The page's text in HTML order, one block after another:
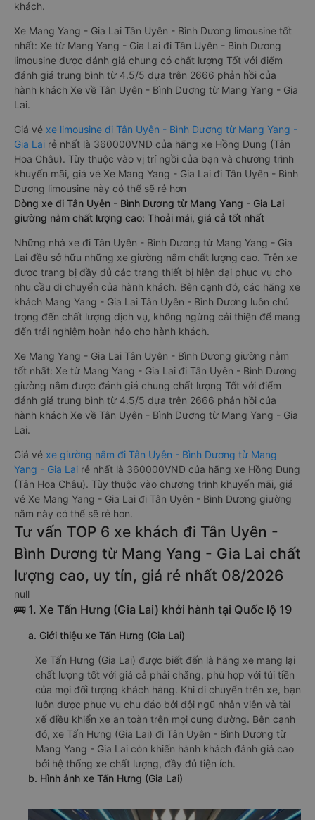
khách.
Xe Mang Yang - Gia Lai Tân Uyên - Bình Dương limousine tốt
nhất: Xe từ Mang Yang - Gia Lai đi Tân Uyên - Bình Dương
limousine được đánh giá chung có chất lượng Tốt với điểm
đánh giá trung bình từ 4.5/5 dựa trên 2666 phản hồi của
hành khách Xe về Tân Uyên - Bình Dương từ Mang Yang - Gia
Lai.
Giá vé xe limousine đi Tân Uyên - Bình Dương từ Mang Yang -
Gia Lai rẻ nhất là 360000VND của hãng xe Hồng Dung (Tân
Hoa Châu). Tùy thuộc vào vị trí ngồi của bạn và chương trình
khuyến mãi, giá vé Xe Mang Yang - Gia Lai đi Tân Uyên - Bình
Dương limousine này có thể sẽ rẻ hơn
Dòng xe đi Tân Uyên - Bình Dương từ Mang Yang - Gia Lai
giường nằm chất lượng cao: Thoải mái, giá cả tốt nhất
Những nhà xe đi Tân Uyên - Bình Dương từ Mang Yang - Gia
Lai đều sở hữu những xe giường nằm chất lượng cao. Trên xe
được trang bị đầy đủ các trang thiết bị hiện đại phục vụ cho
nhu cầu di chuyển của hành khách. Bên cạnh đó, các hãng xe
khách Mang Yang - Gia Lai Tân Uyên - Bình Dương luôn chú
trọng đến chất lượng dịch vụ, không ngừng cải thiện để mang
đến trải nghiệm hoàn hảo cho hành khách.
Xe Mang Yang - Gia Lai Tân Uyên - Bình Dương giường nằm
tốt nhất: Xe từ Mang Yang - Gia Lai đi Tân Uyên - Bình Dương
giường nằm được đánh giá chung chất lượng Tốt với điểm
đánh giá trung bình từ 4.5/5 dựa trên 2666 phản hồi của
hành khách Xe về Tân Uyên - Bình Dương từ Mang Yang - Gia
Lai.
Giá vé xe giường nằm đi Tân Uyên - Bình Dương từ Mang
Yang - Gia Lai rẻ nhất là 360000VND của hãng xe Hồng Dung
(Tân Hoa Châu). Tùy thuộc vào chương trình khuyến mãi, giá
vé Xe Mang Yang - Gia Lai đi Tân Uyên - Bình Dương giường
nằm này có thể sẽ rẻ hơn.
Tư vấn TOP 6 xe khách đi Tân Uyên -
Bình Dương từ Mang Yang - Gia Lai chất
lượng cao, uy tín, giá rẻ nhất 08/2026
null
🚌 1. Xe Tấn Hưng (Gia Lai) khởi hành tại Quốc lộ 19
a. Giới thiệu xe Tấn Hưng (Gia Lai)
Xe Tấn Hưng (Gia Lai) được biết đến là hãng xe mang lại
chất lượng tốt với giá cả phải chăng, phù hợp với túi tiền
của mọi đối tượng khách hàng. Khi di chuyển trên xe, bạn
luôn được phục vụ chu đáo bởi đội ngũ nhân viên và tài
xế điều khiển xe an toàn trên mọi cung đường. Bên cạnh
đó, xe Tấn Hưng (Gia Lai) đi Tân Uyên - Bình Dương từ
Mang Yang - Gia Lai còn khiến hành khách đánh giá cao
bởi hệ thống xe chất lượng, đầy đủ tiện ích.
b. Hình ảnh xe Tấn Hưng (Gia Lai)